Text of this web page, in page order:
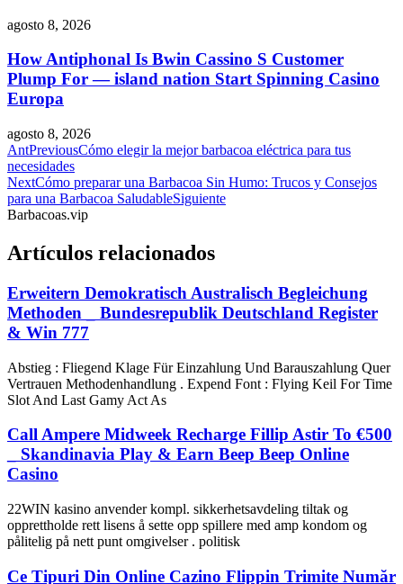
agosto 8, 2026
How Antiphonal Is Bwin Cassino S Customer
Plump For — island nation Start Spinning Casino
Europa
agosto 8, 2026
AntPreviousCómo elegir la mejor barbacoa eléctrica para tus
necesidades
NextCómo preparar una Barbacoa Sin Humo: Trucos y Consejos
para una Barbacoa SaludableSiguiente
Barbacoas.vip
Artículos relacionados
Erweitern Demokratisch Australisch Begleichung
Methoden _ Bundesrepublik Deutschland Register
& Win 777
Abstieg : Fliegend Klage Für Einzahlung Und Barauszahlung Quer
Vertrauen Methodenhandlung . Expend Font : Flying Keil For Time
Slot And Last Gamy Act As
Call Ampere Midweek Recharge Fillip Astir To €500
_ Skandinavia Play & Earn Beep Beep Online
Casino
22WIN kasino anvender kompl. sikkerhetsavdeling tiltak og
opprettholde rett lisens å sette opp spillere med amp kondom og
pålitelig på nett punt omgivelser . politisk
Ce Tipuri Din Online Cazino Flippin Trimite Număr